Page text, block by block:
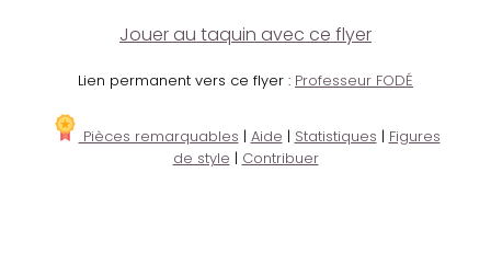
Jouer au taquin avec ce flyer
Lien permanent vers ce flyer : Professeur FODÉ
Pièces remarquables | Aide | Statistiques | Figures
de style | Contribuer